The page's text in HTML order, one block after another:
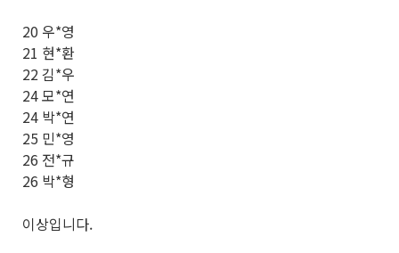
20 우*영
21 현*환
22 김*우
24 모*연
24 박*연
25 민*영
26 전*규
26 박*형
이상입니다.